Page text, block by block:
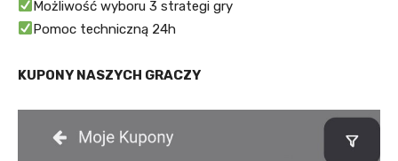
Możliwość wyboru 3 strategi gry
Pomoc techniczną 24h
KUPONY NASZYCH GRACZY